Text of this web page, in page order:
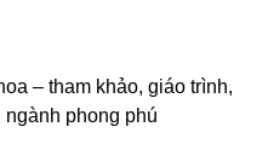
– tham khảo, giáo trình,
phong phú